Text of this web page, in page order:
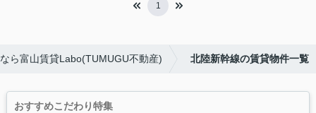
1
ら富山賃貸Labo(TUMUGU不動産) 北陸新幹線の賃貸物件一覧
おすすめこだわり特集